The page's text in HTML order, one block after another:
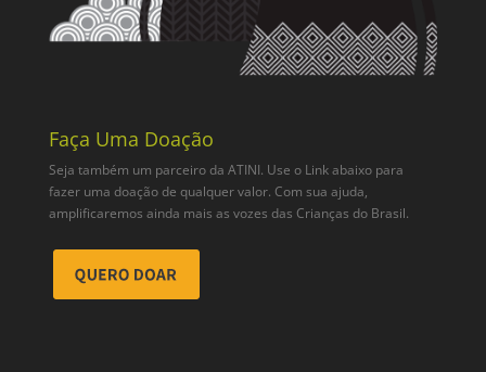
Faça Uma Doação
Seja também um parceiro da ATINI. Use o Link abaixo para
fazer uma doação de qualquer valor. Com sua ajuda,
amplificaremos ainda mais as vozes das Crianças do Brasil.